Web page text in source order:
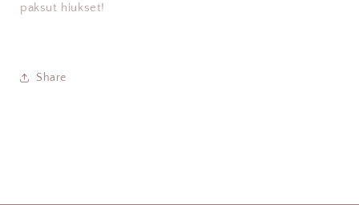
paksut hiukset!
Share